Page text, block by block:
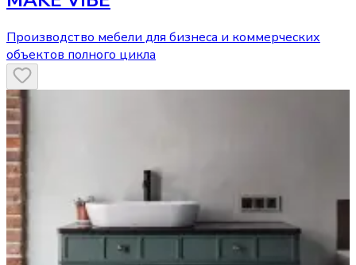
Производство мебели для бизнеса и коммерческих
объектов полного цикла